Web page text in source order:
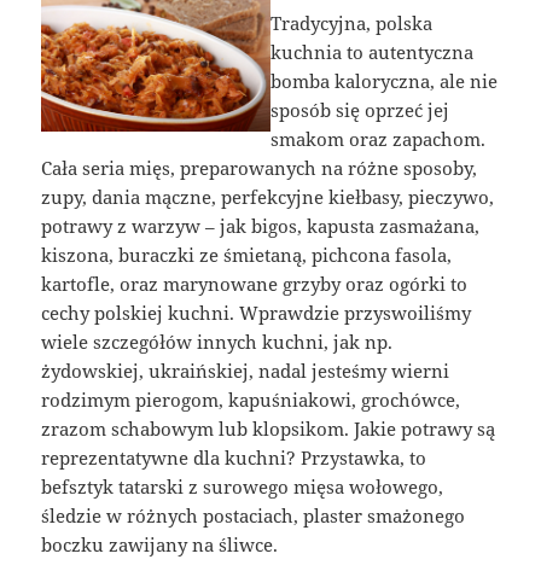
Tradycyjna, polska
kuchnia to autentyczna
bomba kaloryczna, ale nie
sposób się oprzeć jej
smakom oraz zapachom.
Cała seria mięs, preparowanych na różne sposoby,
zupy, dania mączne, perfekcyjne kiełbasy, pieczywo,
potrawy z warzyw – jak bigos, kapusta zasmażana,
kiszona, buraczki ze śmietaną, pichcona fasola,
kartofle, oraz marynowane grzyby oraz ogórki to
cechy polskiej kuchni. Wprawdzie przyswoiliśmy
wiele szczegółów innych kuchni, jak np.
żydowskiej, ukraińskiej, nadal jesteśmy wierni
rodzimym pierogom, kapuśniakowi, grochówce,
zrazom schabowym lub klopsikom. Jakie potrawy są
reprezentatywne dla kuchni? Przystawka, to
befsztyk tatarski z surowego mięsa wołowego,
śledzie w różnych postaciach, plaster smażonego
boczku zawijany na śliwce.